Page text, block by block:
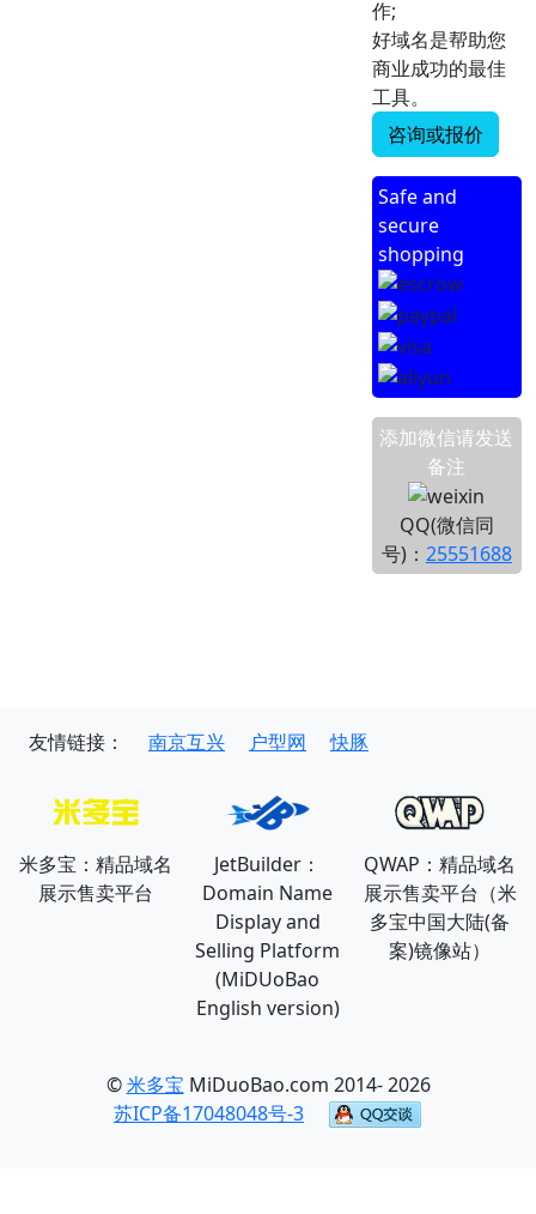
作;
好域名是帮助您
商业成功的最佳
工具。
咨询或报价
Safe and
secure
shopping
添加微信请发送
备注
QQ(微信同
号)： 25551688
友情链接： 南京互兴 户型网 快豚
米多宝：精品域名
展示售卖平台
JetBuilder：
Domain Name
Display and
Selling Platform
(MiDUoBao
English version)
QWAP：精品域名
展示售卖平台（米
多宝中国大陆(备
案)镜像站）
©米多宝 MiDuoBao.com 2014- 2026
苏ICP备17048048号-3